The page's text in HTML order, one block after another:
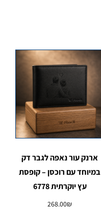
ארנק עור נאפה לגבר דק
במיוחד עם רוכסן – קופסת
עץ יוקרתית 6778
268.00₪